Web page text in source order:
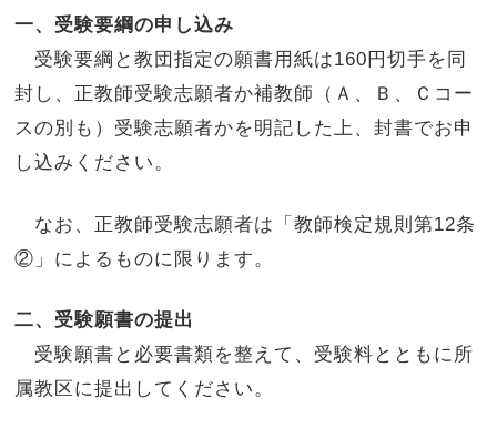
一、受験要綱の申し込み
受験要綱と教団指定の願書用紙は160円切手を同
封し、正教師受験志願者か補教師（Ａ、Ｂ、Ｃコー
スの別も）受験志願者かを明記した上、封書でお申
し込みください。
なお、正教師受験志願者は「教師検定規則第12条
②」によるものに限ります。
二、受験願書の提出
受験願書と必要書類を整えて、受験料とともに所
属教区に提出してください。